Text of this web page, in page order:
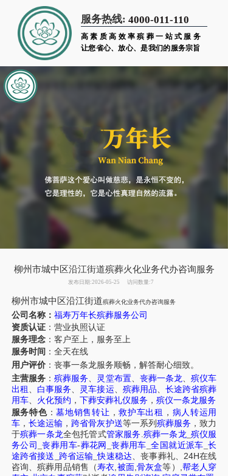
服务热线: 4000-011-110
高素质高效率殡葬一站式服务
让您省心、放心、是我们的服务宗旨
柳州市城中区沿江街道殡葬火化业务代办咨询服务
发布日期:2026-05-25 访问数量:7
柳州市城中区沿江街道殡葬火化业务代办咨询服务
公司名称： 福寿万年长殡葬服务公司
资质认证：营业执照认证
服务理念：客户至上，服务至上
服务时间 ：全天在线
用户评价：丧事一条龙服务顺畅，解答耐心细致。
主营服务 ：殡葬服务、 灵堂布置、 丧葬一条龙、殡仪车
出租 、 白事服务、 灵车接运、 殡葬用品、 长途跨省殡葬
用车、 火化预约 ， 下葬安葬礼仪服务 ， 殡仪一条龙服务
服务特色：墓地销售转让 ，救护车出租 ， 病人转运用
车， 长途运输 ，跨省骨灰护送等一系列 殡葬服务 ，致力
于殡葬一条龙全包托管式管家服务 .殡葬一条龙_ 殡仪服
务公司
_丧葬用车-葬花网 丧葬用车 全国就近派车 长
途跨省接送 跨省运输 _快速稳达、丧事葬礼、 24H在线
咨询、殡葬用品销售 （寿衣 被面, 骨灰盒等）
帮老人穿